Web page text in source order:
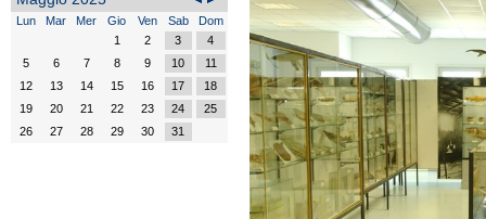
Lun Mar Mer Gio Ven Sab
Dom
1
2 3
4
5
6 7 8 9 10
11
12
13 14 15 16 17
18
19
20 21 22 23 24
25
26
27 28 29 30 31